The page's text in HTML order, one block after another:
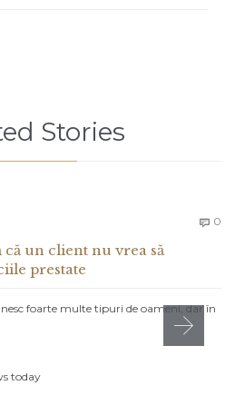
Stories
 0
că un client nu vrea să
prestate
foarte multe tipuri de oameni, dar în
today